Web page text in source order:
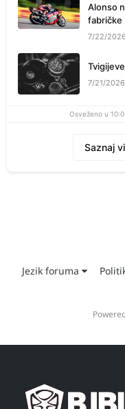
Alonso
fabričke
7/22/2026
7/21/2026
Osveženo u
Saznaj
Jezik foruma